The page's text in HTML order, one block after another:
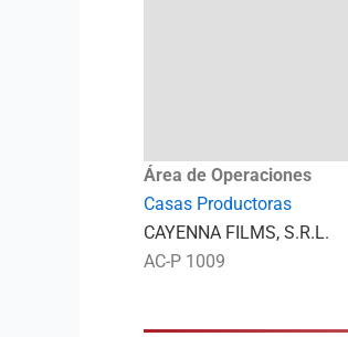
Área de Operaciones
Casas Productoras
CAYENNA FILMS, S.R.L.
AC-P 1009